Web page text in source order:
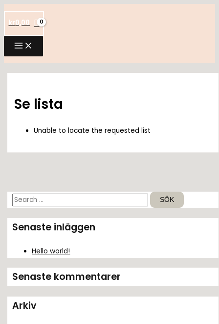
till
innehåll
kr0,00
S
k
e
:
Senaste inläggen
Hello world!
Senaste kommentarer
Arkiv
Se lista
Unable to locate the requested list